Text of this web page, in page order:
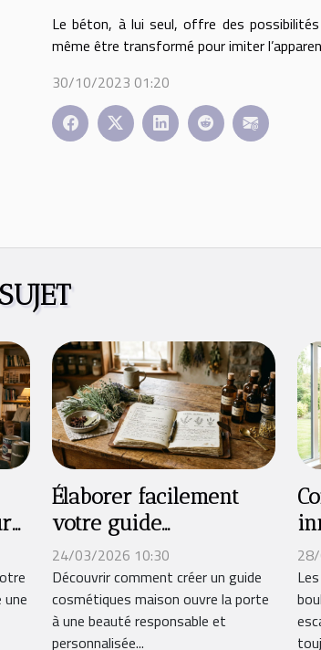
Le béton, à lui seul, offre des
même être transformé pour imiter
30/10/2023 01:20
Élaborer facilement
votre guide
cosmétiques maison
pour une beauté
durable
24/03/2026 10:30
Découvrir comment créer un guide
cosmétiques maison ouvre la porte
à une beauté responsable et
personnalisée...